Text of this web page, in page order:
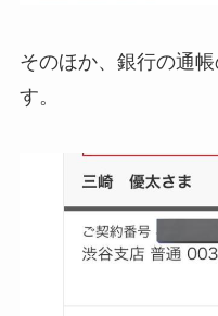
そのほか、銀行の通
す。